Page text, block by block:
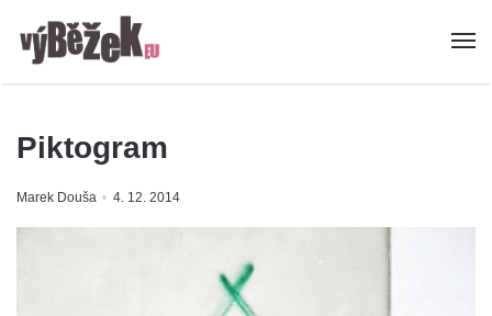
Piktogram
Marek Douša 4. 12. 2014